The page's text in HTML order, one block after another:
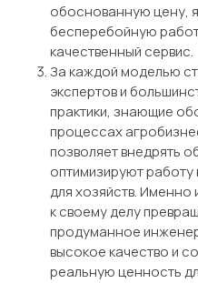
обоснованную цену,
бесперебойную
качественный сервис.
За каждой моделью
экспертов и
практики, знающие
процессах
позволяет внедрять
оптимизируют
для хозяйств. Именно
к своему делу
продуманное
высокое качество и
реальную ценность